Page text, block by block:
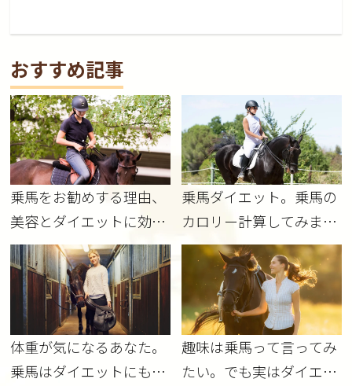
おすすめ記事
乗馬をお勧めする理由、
美容とダイエットに効果
的！
乗馬ダイエット。乗馬の
カロリー計算してみまし
た！
体重が気になるあなた。
乗馬はダイエットにも効
趣味は乗馬って言ってみ
たい。でも実はダイエッ